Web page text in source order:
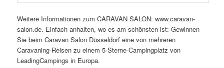
Weitere Informationen zum CARAVAN SALON: www.caravan-
salon.de. Einfach anhalten, wo es am schönsten ist: Gewinnen
Sie beim Caravan Salon Düsseldorf eine von mehreren
Caravaning-Reisen zu einem 5-Sterne-Campingplatz von
LeadingCampings in Europa.